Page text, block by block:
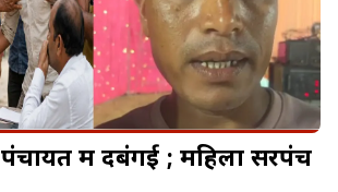
पंचायत में दबंगई ; महिला सरपंच